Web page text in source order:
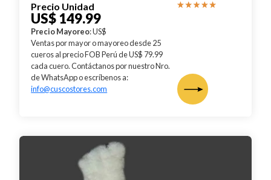
Precio Unidad
US$ 149.99
Precio Mayoreo: US$
Ventas por mayor o mayoreo desde 25
cueros al precio FOB Perú de US$ 79.99
cada cuero. Contáctanos por nuestro Nro.
de WhatsApp o escríbenos a:
info@cuscostores.com